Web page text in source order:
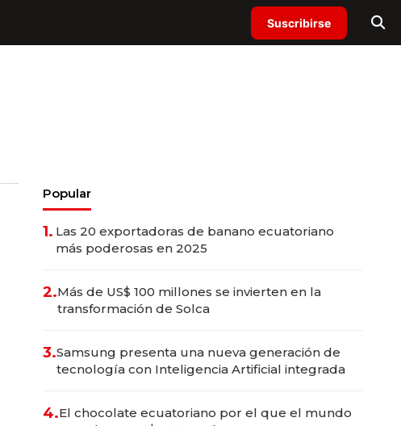
Suscribirse
Popular
1. Las 20 exportadoras de banano ecuatoriano
más poderosas en 2025
2.Más de US$ 100 millones se invierten en la
transformación de Solca
3.Samsung presenta una nueva generación de
tecnología con Inteligencia Artificial integrada
4.El chocolate ecuatoriano por el que el mundo